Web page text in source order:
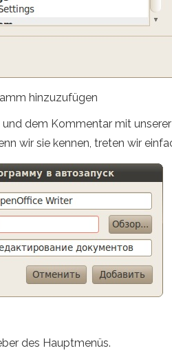
hinzuzufügen
dem Kommentar mit
wir sie kennen, treten wir
des Hauptmenüs.